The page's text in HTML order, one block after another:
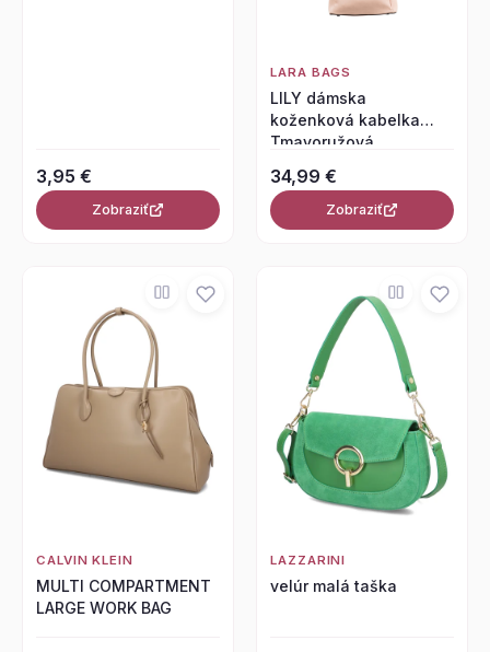
3,95 €
Zobraziť
LARA BAGS
LILY dámska
koženková kabelka
Tmavoružová
34,99 €
Zobraziť
CALVIN KLEIN
MULTI COMPARTMENT
LARGE WORK BAG
LAZZARINI
velúr malá taška